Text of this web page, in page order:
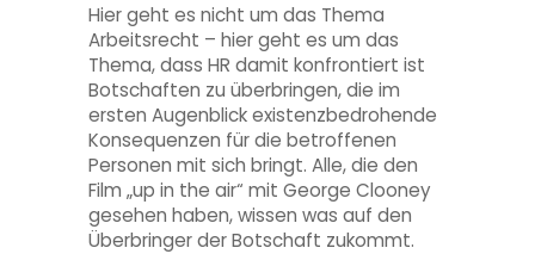
Hier geht es nicht um das Thema
Arbeitsrecht – hier geht es um das
Thema, dass HR damit konfrontiert ist
Botschaften zu überbringen, die im
ersten Augenblick existenzbedrohende
Konsequenzen für die betroffenen
Personen mit sich bringt. Alle, die den
Film „up in the air“ mit George Clooney
gesehen haben, wissen was auf den
Überbringer der Botschaft zukommt.